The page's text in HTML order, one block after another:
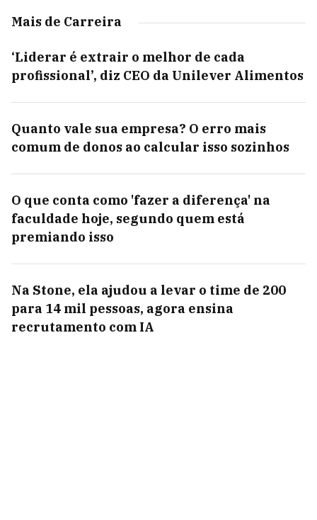
Mais de Carreira
‘Liderar é extrair o melhor de cada
profissional’, diz CEO da Unilever Alimentos
Quanto vale sua empresa? O erro mais
comum de donos ao calcular isso sozinhos
O que conta como 'fazer a diferença' na
faculdade hoje, segundo quem está
premiando isso
Na Stone, ela ajudou a levar o time de 200
para 14 mil pessoas, agora ensina
recrutamento com IA